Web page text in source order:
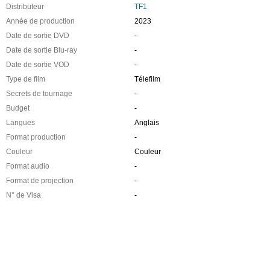
Distributeur
TF1
Année de production
2023
Date de sortie DVD
-
Date de sortie Blu-ray
-
Date de sortie VOD
-
Type de film
Télefilm
Secrets de tournage
-
Budget
-
Langues
Anglais
Format production
-
Couleur
Couleur
Format audio
-
Format de projection
-
N° de Visa
-